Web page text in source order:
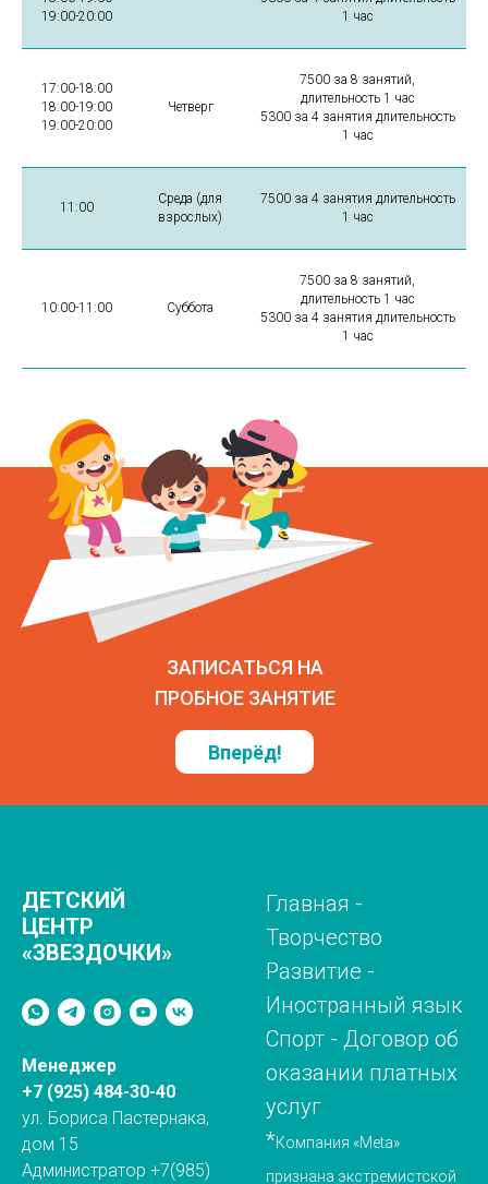
19:00-20:00
1 час
17:00-18:00
18:00-19:00
19:00-20:00
Четверг
7500 за 8 занятий,
длительность 1 час
5300 за 4 занятия длительность
1 час
11:00
Среда (для
взрослых)
7500 за 4 занятия длительность
1 час
10:00-11:00 Cуббота
7500 за 8 занятий,
длительность 1 час
5300 за 4 занятия длительность
1 час
Вперёд!
ЗАПИСАТЬСЯ НА
ПРОБНОЕ ЗАНЯТИЕ
ДЕТСКИЙ
ЦЕНТР
«ЗВЕЗДОЧКИ»
Менеджер
+7 (925) 484-30-40
ул. Бориса Пастернака,
дом 15
Администратор +7(985)
Главная -
Творчество
Развитие -
Иностранный язык
Спорт - Договор об
оказании платных
услуг
*Компания «Meta»
признана экстремистской